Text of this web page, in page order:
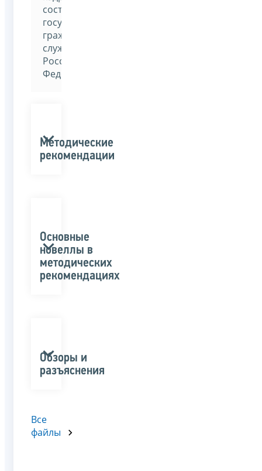
составом
государственной
гражданской
службы
Российской
Федерации»
Методические
рекомендации
Основные
новеллы в
методических
рекомендациях
Обзоры и
разъяснения
Все
файлы